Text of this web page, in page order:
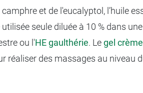
et de l'eucalyptol, l’huile
seule diluée à 10 % dans une
ou l'HEgaulthérie. Legel
des massages au niveau